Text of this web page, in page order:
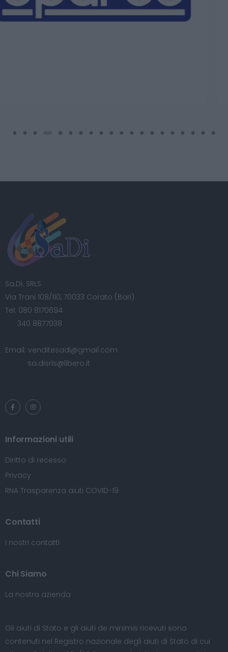
Sa.Di. SRLS
Via Trani 108/110, 70033 Corato (Bari)
Tel: 080 8170694
340 8877038
Email: venditesadi@gmail.com
sa.disrls@libero.it
Informazioni utili
Diritto di recesso
Privacy
RNA Trasparenza aiuti COVID-19
Contatti
I nostri contatti
Chi Siamo
La nostra azienda
Gli aiuti di Stato e gli aiuti de minimis ricevuti sono
contenuti nel Registro nazionale degli aiuti di Stato di cui